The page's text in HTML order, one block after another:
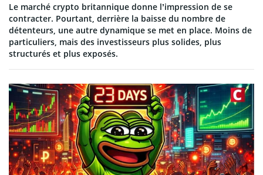
Le marché crypto britannique donne l’impression de se
contracter. Pourtant, derrière la baisse du nombre de
détenteurs, une autre dynamique se met en place. Moins de
particuliers, mais des investisseurs plus solides, plus
structurés et plus exposés.